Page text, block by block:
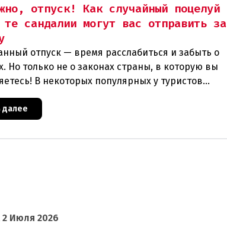
отпуск! Как случайный поцелуй
сандалии могут вас отправить за
отпуск — время расслабиться и забыть о
Но только не о законах страны, в которую вы
В некоторых популярных у туристов
действуют настолько необычные и
далее
2 Июля 2026